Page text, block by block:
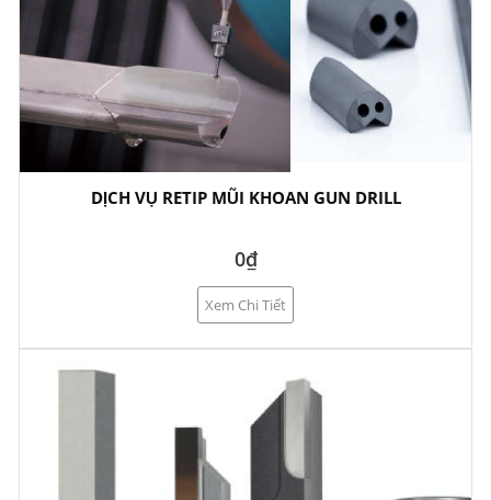
DỊCH VỤ RETIP MŨI KHOAN GUN DRILL
0₫
Xem Chi Tiết